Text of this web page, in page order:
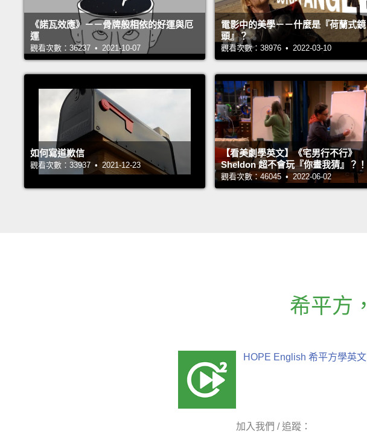
《諾瓦效應》－－骨牌般相依的好運與厄
運
觀看次數：36237 • 2021-10-07
電影中的美學－－什麼是『荷蘭式鏡
頭』？
觀看次數：38976 • 2022-03-10
如何寫道歉信
觀看次數：33937 • 2021-12-23
【看美劇學英文】《宅男行不行》
Sheldon 超不會玩『你畫我猜』？！
觀看次數：46045 • 2022-06-02
希平方 ，
HOPE English 希平方學英文
加入我們 / 追蹤：